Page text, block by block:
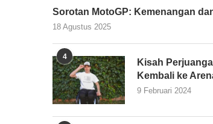
Sorotan MotoGP: Kemenangan
18 Agustus 2025
4
Kisah
Kembali ke
9 Februari 2024